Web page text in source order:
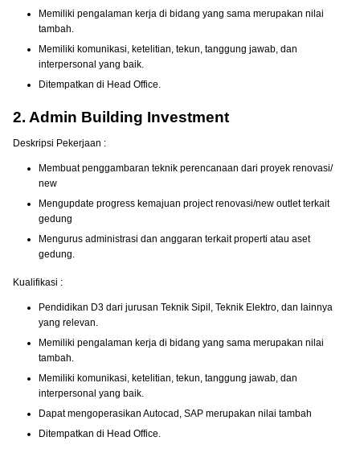
Memiliki pengalaman kerja di bidang yang sama merupakan nilai
tambah.
Memiliki komunikasi, ketelitian, tekun, tanggung jawab, dan
interpersonal yang baik.
Ditempatkan di Head Office.
2. Admin Building Investment
Deskripsi Pekerjaan :
Membuat penggambaran teknik perencanaan dari proyek renovasi/
new
Mengupdate progress kemajuan project renovasi/new outlet terkait
gedung
Mengurus administrasi dan anggaran terkait properti atau aset
gedung.
Kualifikasi :
Pendidikan D3 dari jurusan Teknik Sipil, Teknik Elektro, dan lainnya
yang relevan.
Memiliki pengalaman kerja di bidang yang sama merupakan nilai
tambah.
Memiliki komunikasi, ketelitian, tekun, tanggung jawab, dan
interpersonal yang baik.
Dapat mengoperasikan Autocad, SAP merupakan nilai tambah
Ditempatkan di Head Office.